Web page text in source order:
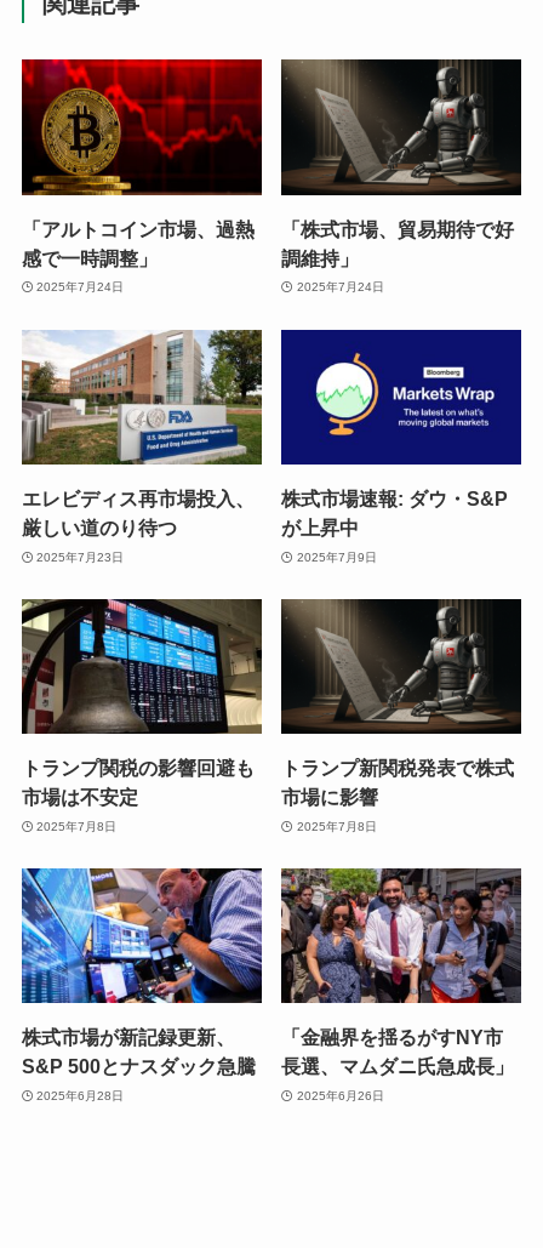
「アルトコイン市場、過熱
感で一時調整」
2025年7月24日
「株式市場、貿易期待で好
調維持」
2025年7月24日
エレビディス再市場投入、
厳しい道のり待つ
2025年7月23日
株式市場速報: ダウ・S&P
が上昇中
2025年7月9日
トランプ関税の影響回避も
市場は不安定
2025年7月8日
トランプ新関税発表で株式
市場に影響
2025年7月8日
株式市場が新記録更新、
S&P 500とナスダック急騰
2025年6月28日
「金融界を揺るがすNY市
長選、マムダニ氏急成長」
2025年6月26日